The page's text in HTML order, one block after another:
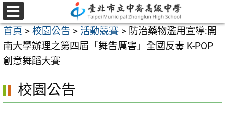
跳
至
主
要
內
區
選
單
首頁 > 校園公告 > 活動競賽 > 防治藥物濫用宣導:開
南大學辦理之第四屆「舞告厲害」全國反毒 K-POP
創意舞蹈大賽
校園公告